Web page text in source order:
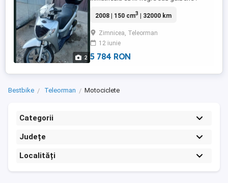
2
2008 | 150 cm3 | 32000 km
Zimnicea, Teleorman
12 iunie
5 784 RON
Bestbike Teleorman Motociclete
Categorii
Județe
Localități